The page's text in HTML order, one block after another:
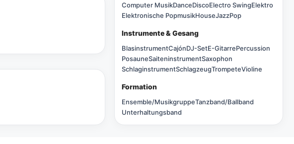
Computer MusikDanceDiscoElectro SwingElektro
Elektronische PopmusikHouseJazzPop
Instrumente & Gesang
BlasinstrumentCajónDJ-SetE-GitarrePercussion
PosauneSaiteninstrumentSaxophon
SchlaginstrumentSchlagzeugTrompeteVioline
Formation
Ensemble/MusikgruppeTanzband/Ballband
Unterhaltungsband